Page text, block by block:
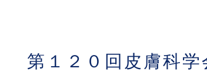
第１２０回皮膚科学